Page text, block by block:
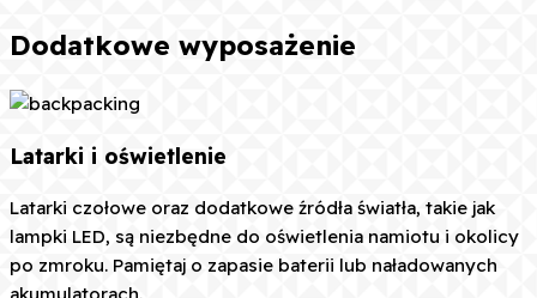
Dodatkowe wyposażenie
Latarki i oświetlenie
Latarki czołowe oraz dodatkowe źródła światła, takie jak
lampki LED, są niezbędne do oświetlenia namiotu i okolicy
po zmroku. Pamiętaj o zapasie baterii lub naładowanych
akumulatorach.